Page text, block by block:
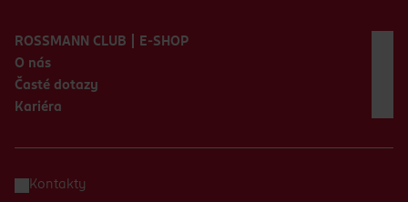
ROSSMANN CLUB | E-SHOP
O nás
Časté dotazy
Kariéra
Kontakty